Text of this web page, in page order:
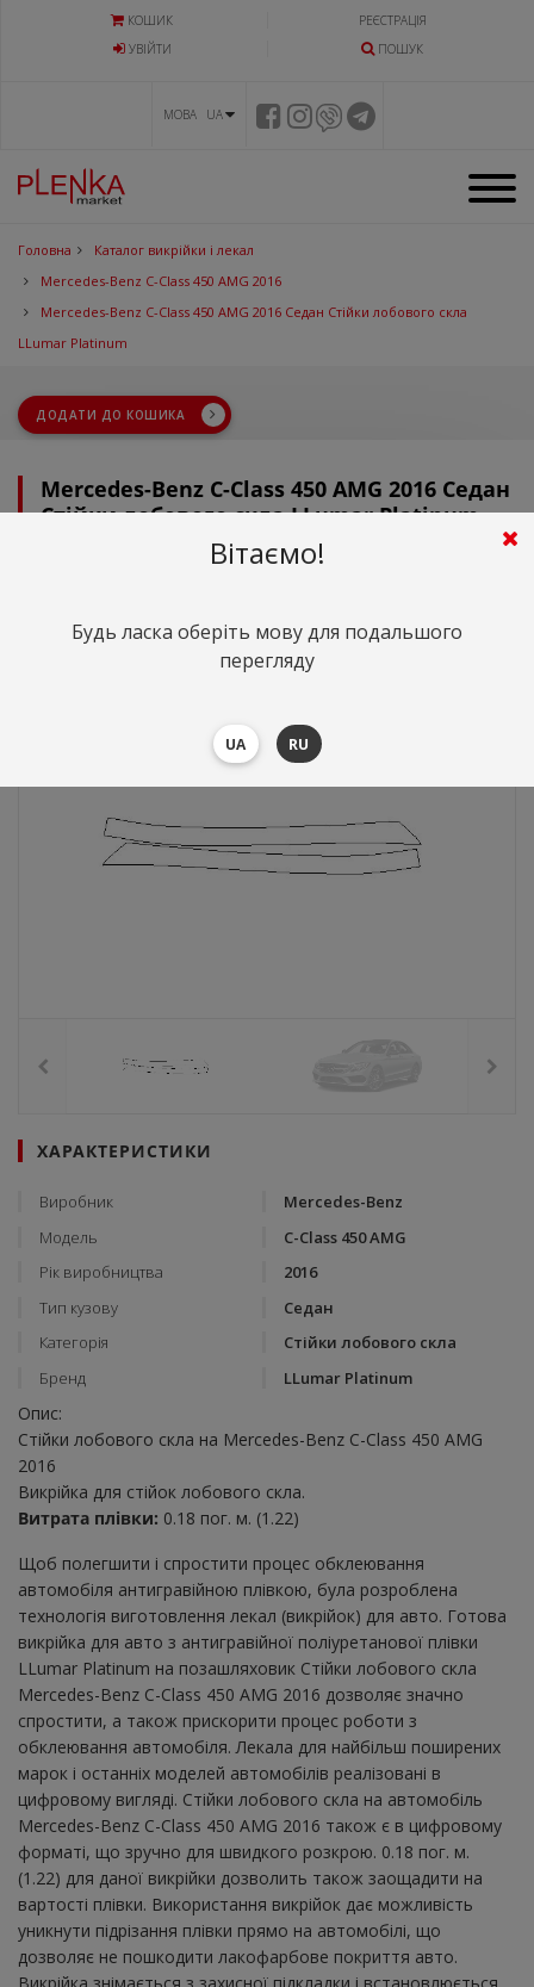
КОШИК
РЕЄСТРАЦІЯ
УВIЙТИ
ПОШУК
МОВА UA
Головна
Каталог викрійки і лекал
Mercedes-Benz C-Class 450 AMG 2016
Mercedes-Benz C-Class 450 AMG 2016 Седан Стійки лобового скла
LLumar Platinum
ДОДАТИ ДО КОШИКА
Mercedes-Benz C-Class 450 AMG 2016 Седан
Стійки лобового скла LLumar Platinum
ХАРАКТЕРИСТИКИ
Виробник
Mercedes-Benz
Модель
C-Class 450 AMG
Рік виробництва
2016
Тип кузову
Седан
Категорія
Стійки лобового скла
Бренд
LLumar Platinum
Опис:
Стійки лобового скла на Mercedes-Benz C-Class 450 AMG
2016
Викрійка для стійок лобового скла.
Витрата плівки: 0.18 пог. м. (1.22)
Щоб полегшити і спростити процес обклеювання
автомобіля антигравійною плівкою, була розроблена
технологія виготовлення лекал (викрійок) для авто. Готова
викрійка для авто з антигравійної поліуретанової плівки
LLumar Platinum на позашляховик Стійки лобового скла
Mercedes-Benz C-Class 450 AMG 2016 дозволяє значно
спростити, а також прискорити процес роботи з
обклеювання автомобіля. Лекала для найбільш поширених
марок і останніх моделей автомобілів реалізовані в
цифровому вигляді. Стійки лобового скла на автомобіль
Mercedes-Benz C-Class 450 AMG 2016 також є в цифровому
форматі, що зручно для швидкого розкрою. 0.18 пог. м.
(1.22) для даної викрійки дозволить також заощадити на
вартості плівки. Використання викрійок дає можливість
уникнути підрізання плівки прямо на автомобілі, що
дозволяє не пошкодити лакофарбове покриття авто.
Викрійка знімається з захисної підкладки і встановлюється
Вітаємо!
Будь ласка оберіть мову для подальшого
перегляду
UA RU